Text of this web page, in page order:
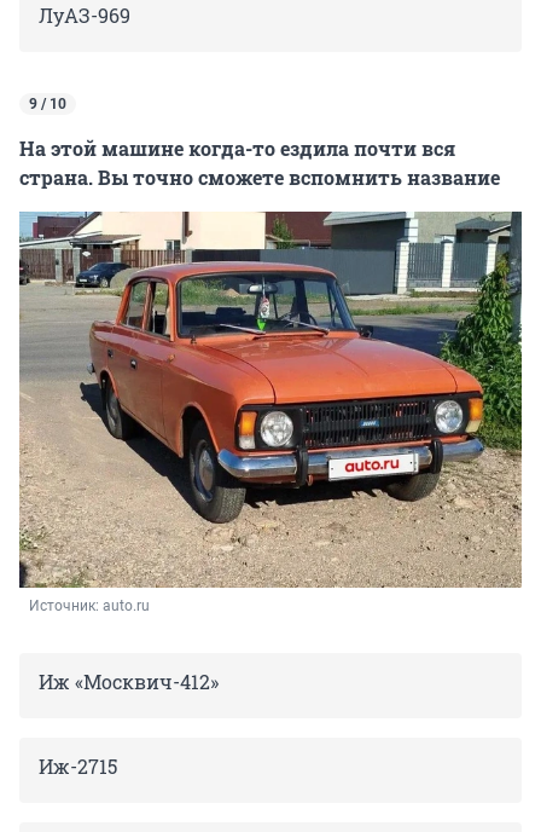
ЛуАЗ-969
9 / 10
На этой машине когда-то ездила почти вся
страна. Вы точно сможете вспомнить название
Источник: auto.ru
Иж «Москвич-412»
Иж-2715